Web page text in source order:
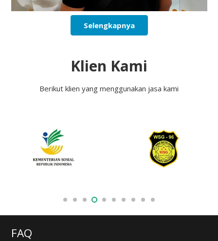
Selengkapnya
Klien Kami
Berikut klien yang menggunakan jasa kami
FAQ